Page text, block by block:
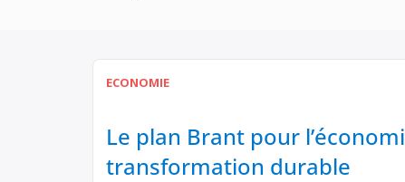
ECONOMIE
Le plan Brant pour
transformation durable